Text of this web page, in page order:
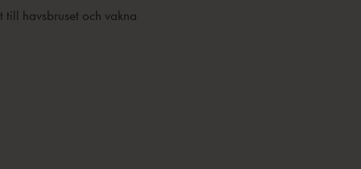
havsbruset och vakna